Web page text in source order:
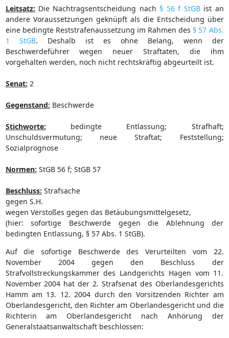
Leitsatz: Die Nachtragsentscheidung nach § 56 f StGBist an
andere Voraussetzungen geknüpft als die Entscheidung über
eine bedingte Reststrafenaussetzung im Rahmen des § 57 Abs.
1 StGB. Deshalb ist es ohne Belang, wenn der
Beschwerdeführer wegen neuer Straftaten, die ihm
vorgehalten werden, noch nicht rechtskräftig abgeurteilt ist.
Senat: 2
Gegenstand: Beschwerde
Stichworte: bedingte Entlassung; Strafhaft;
Unschuldsvermutung; neue Straftat; Feststellung;
Sozialprognose
Normen: StGB 56 f; StGB 57
Beschluss: Strafsache
gegen S.H.
wegen Verstoßes gegen das Betäubungsmittelgesetz,
(hier: sofortige Beschwerde gegen die Ablehnung der
bedingten Entlassung, § 57 Abs. 1 StGB).
Auf die sofortige Beschwerde des Verurteilten vom 22.
November 2004 gegen den Beschluss der
Strafvollstreckungskammer des Landgerichts Hagen vom 11.
November 2004 hat der 2. Strafsenat des Oberlandesgerichts
Hamm am 13. 12. 2004 durch den Vorsitzenden Richter am
Oberlandesgericht, den Richter am Oberlandesgericht und die
Richterin am Oberlandesgericht nach Anhörung der
Generalstaatsanwaltschaft beschlossen: